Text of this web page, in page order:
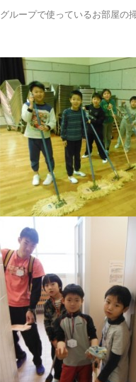
グループで使っているお部屋の